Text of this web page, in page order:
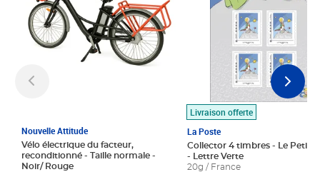
Nouvelle Attitude
Vélo électrique du facteur,
reconditionné - Taille normale -
Noir/ Rouge
Livraison offerte
La Poste
Collector 4 timbres - Le Petit
- Lettre Verte
20g / France